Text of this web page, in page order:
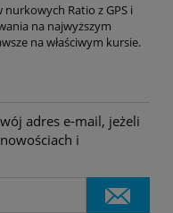
Ratio z GPS i
na najwyższym
na właściwym kursie.
adres e-mail, jeżeli
i